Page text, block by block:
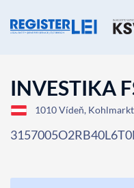
INVESTIKA
1010 Vídeň,